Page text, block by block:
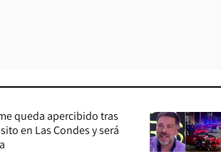
queda apercibido tras
en Las Condes y será